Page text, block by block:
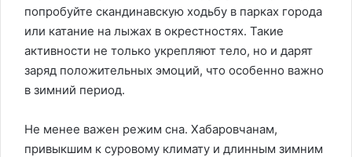
попробуйте скандинавскую ходьбу в парках города
или катание на лыжах в окрестностях. Такие
активности не только укрепляют тело, но и дарят
заряд положительных эмоций, что особенно важно
в зимний период.
Не менее важен режим сна. Хабаровчанам,
привыкшим к суровому климату и длинным зимним